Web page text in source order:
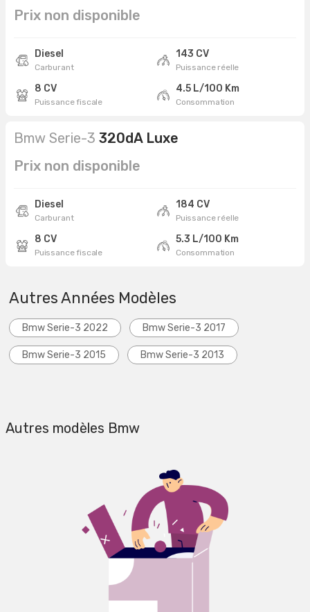
Prix non disponible
Diesel
Carburant
143 CV
Puissance réelle
8 CV
Puissance fiscale
4.5 L/100 Km
Consommation
Bmw Serie-3 320dA Luxe
Prix non disponible
Diesel
Carburant
184 CV
Puissance réelle
8 CV
Puissance fiscale
5.3 L/100 Km
Consommation
Autres Années Modèles
Bmw Serie-3 2022 Bmw Serie-3 2017
Bmw Serie-3 2015 Bmw Serie-3 2013
Autres modèles Bmw